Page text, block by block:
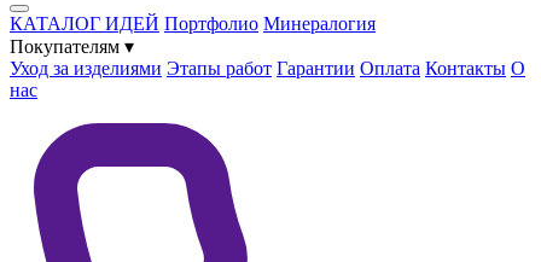
КАТАЛОГ ИДЕЙ Портфолио Минералогия
Покупателям ▾
Уход за изделиями Этапы работ Гарантии Оплата Контакты О
нас